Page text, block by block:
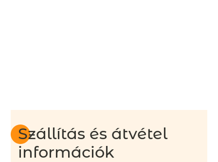
Szállítás és átvétel
információk